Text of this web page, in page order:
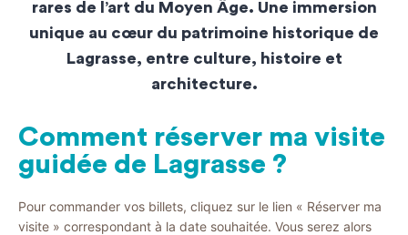
rares de l’art du Moyen Âge. Une immersion
unique au cœur du patrimoine historique de
Lagrasse, entre culture, histoire et
architecture.
Comment réserver ma visite
guidée de Lagrasse ?
Pour commander vos billets, cliquez sur le lien « Réserver ma
visite » correspondant à la date souhaitée. Vous serez alors